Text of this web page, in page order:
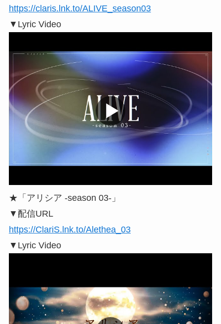
https://claris.lnk.to/ALIVE_season03
▼Lyric Video
★「アリシア -season 03-」
▼配信URL
https://ClariS.lnk.to/Alethea_03
▼Lyric Video